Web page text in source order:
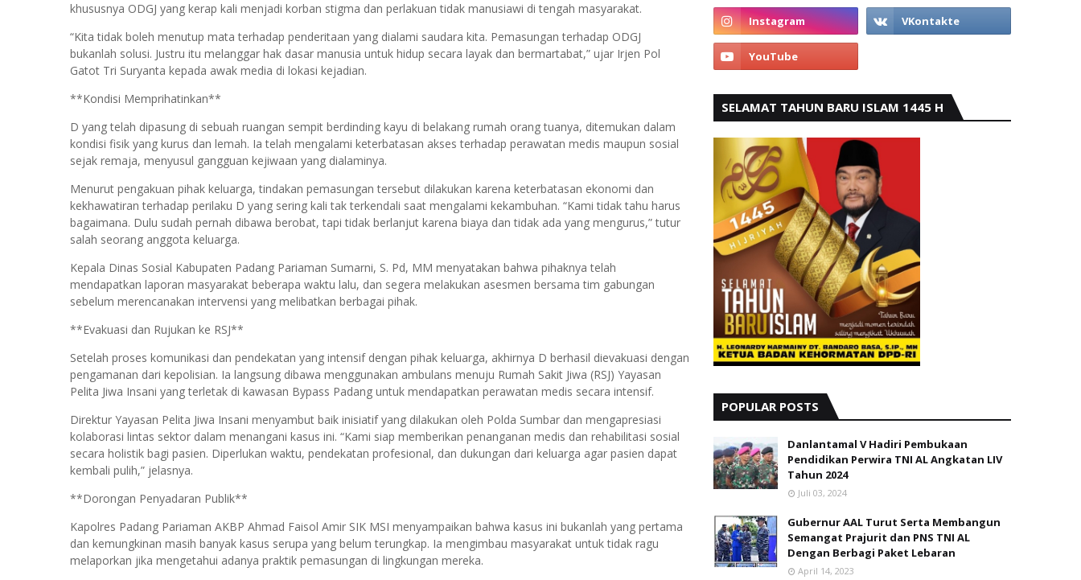
khususnya ODGJ yang kerap kali menjadi korban stigma dan perlakuan tidak manusiawi di tengah masyarakat.
“Kita tidak boleh menutup mata terhadap penderitaan yang dialami saudara kita. Pemasungan terhadap ODGJ
bukanlah solusi. Justru itu melanggar hak dasar manusia untuk hidup secara layak dan bermartabat,” ujar Irjen Pol
Gatot Tri Suryanta kepada awak media di lokasi kejadian.
**Kondisi Memprihatinkan**
D yang telah dipasung di sebuah ruangan sempit berdinding kayu di belakang rumah orang tuanya, ditemukan dalam
kondisi fisik yang kurus dan lemah. Ia telah mengalami keterbatasan akses terhadap perawatan medis maupun sosial
sejak remaja, menyusul gangguan kejiwaan yang dialaminya.
Menurut pengakuan pihak keluarga, tindakan pemasungan tersebut dilakukan karena keterbatasan ekonomi dan
kekhawatiran terhadap perilaku D yang sering kali tak terkendali saat mengalami kekambuhan. “Kami tidak tahu harus
bagaimana. Dulu sudah pernah dibawa berobat, tapi tidak berlanjut karena biaya dan tidak ada yang mengurus,” tutur
salah seorang anggota keluarga.
Kepala Dinas Sosial Kabupaten Padang Pariaman Sumarni, S. Pd, MM menyatakan bahwa pihaknya telah
mendapatkan laporan masyarakat beberapa waktu lalu, dan segera melakukan asesmen bersama tim gabungan
sebelum merencanakan intervensi yang melibatkan berbagai pihak.
**Evakuasi dan Rujukan ke RSJ**
Setelah proses komunikasi dan pendekatan yang intensif dengan pihak keluarga, akhirnya D berhasil dievakuasi dengan
pengamanan dari kepolisian. Ia langsung dibawa menggunakan ambulans menuju Rumah Sakit Jiwa (RSJ) Yayasan
Pelita Jiwa Insani yang terletak di kawasan Bypass Padang untuk mendapatkan perawatan medis secara intensif.
Direktur Yayasan Pelita Jiwa Insani menyambut baik inisiatif yang dilakukan oleh Polda Sumbar dan mengapresiasi
kolaborasi lintas sektor dalam menangani kasus ini. “Kami siap memberikan penanganan medis dan rehabilitasi sosial
secara holistik bagi pasien. Diperlukan waktu, pendekatan profesional, dan dukungan dari keluarga agar pasien dapat
kembali pulih,” jelasnya.
**Dorongan Penyadaran Publik**
Kapolres Padang Pariaman AKBP Ahmad Faisol Amir SIK MSI menyampaikan bahwa kasus ini bukanlah yang pertama
dan kemungkinan masih banyak kasus serupa yang belum terungkap. Ia mengimbau masyarakat untuk tidak ragu
melaporkan jika mengetahui adanya praktik pemasungan di lingkungan mereka.
SELAMAT TAHUN BARU ISLAM 1445 H
POPULAR POSTS
Danlantamal V Hadiri Pembukaan
Pendidikan Perwira TNI AL Angkatan LIV
Tahun 2024
Juli 03, 2024
Gubernur AAL Turut Serta Membangun
Semangat Prajurit dan PNS TNI AL
Dengan Berbagi Paket Lebaran
April 14, 2023